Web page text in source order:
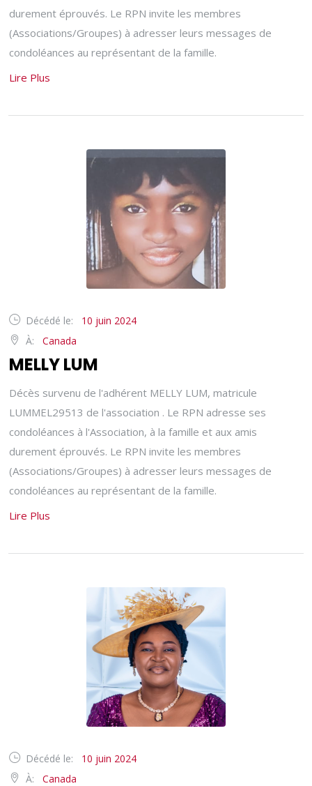
durement éprouvés. Le RPN invite les membres
(Associations/Groupes) à adresser leurs messages de
condoléances au représentant de la famille.
Lire Plus
Décédé le:
10 juin 2024
À:
Canada
MELLY LUM
Décès survenu de l'adhérent MELLY LUM, matricule
LUMMEL29513 de l'association . Le RPN adresse ses
condoléances à l'Association, à la famille et aux amis
durement éprouvés. Le RPN invite les membres
(Associations/Groupes) à adresser leurs messages de
condoléances au représentant de la famille.
Lire Plus
Décédé le:
10 juin 2024
À:
Canada